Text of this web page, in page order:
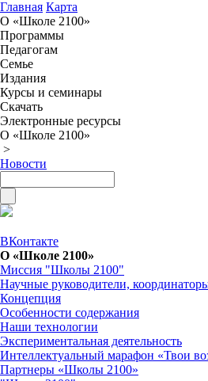
Главная Карта
О «Школе 2100»
Программы
Педагогам
Семье
Издания
Курсы и семинары
Скачать
Электронные ресурсы
О «Школе 2100»
>
Новости
ВКонтакте
О «Школе 2100»
Миссия "Школы 2100"
Научные руководители,
Концепция
Особенности содержания
Наши технологии
Экспериментальная деятельность
Интеллектуальный марафон «Твои
Партнеры «Школы 2100»